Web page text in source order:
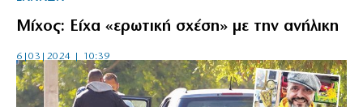
Μίχος: Είχα «ερωτική σχέση» με την ανήλικη
6|03|2024 | 10:39